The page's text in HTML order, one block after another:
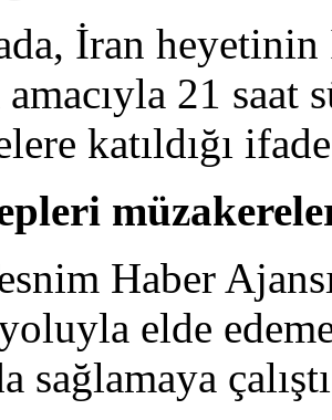
İran heyetinin
21 saat
katıldığı
Haber
yoluyla elde
sağlamaya